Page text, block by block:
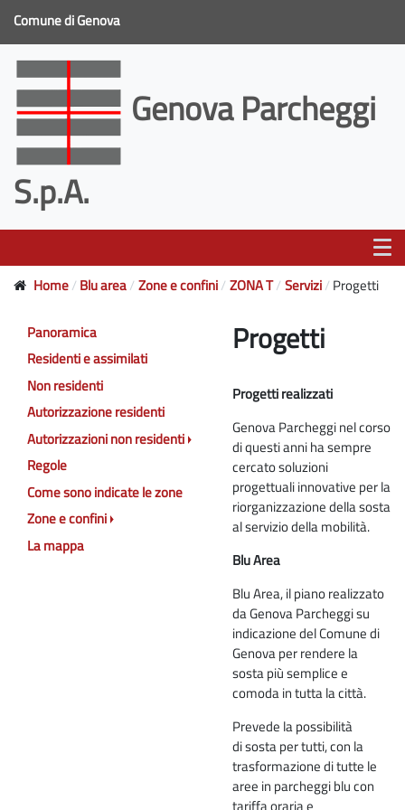
Comune di Genova
Genova Parcheggi
S.p.A.
Home Blu area Zone e confini ZONA T Servizi Progetti
Progetti
Progetti realizzati
Genova Parcheggi nel corso
di questi anni ha sempre
cercato soluzioni
progettuali innovative per la
riorganizzazione della sosta
al servizio della mobilità.
Blu Area
Blu Area, il piano realizzato
da Genova Parcheggi su
indicazione del Comune di
Genova per rendere la
sosta più semplice e
comoda in tutta la città.
Prevede la possibilità
di sosta per tutti, con la
trasformazione di tutte le
aree in parcheggi blu con
Panoramica
Residenti e assimilati
Non residenti
Autorizzazione residenti
Autorizzazioni non residenti
Regole
Come sono indicate le zone
Zone e confini
La mappa